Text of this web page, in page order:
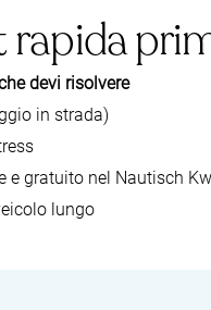
devi risolvere
in strada)
e gratuito nel Nautisch
lungo